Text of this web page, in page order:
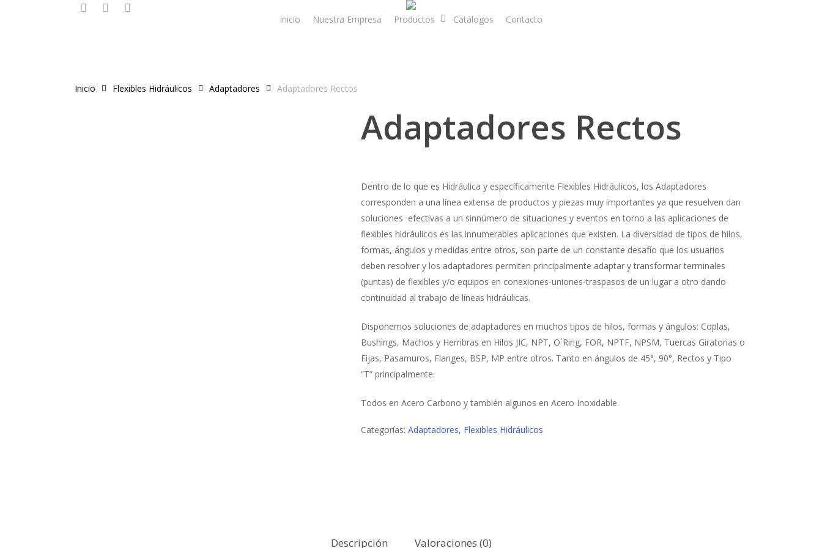
instagram
phone
email
Inicio
Nuestra Empresa Productos Catálogos Contacto
Inicio Flexibles Hidráulicos Adaptadores Adaptadores Rectos
Adaptadores Rectos
Dentro de lo que es Hidráulica y específicamente Flexibles Hidráulicos, los Adaptadores
corresponden a una línea extensa de productos y piezas muy importantes ya que resuelven dan
soluciones efectivas a un sinnúmero de situaciones y eventos en torno a las aplicaciones de
flexibles hidráulicos es las innumerables aplicaciones que existen. La diversidad de tipos de hilos,
formas, ángulos y medidas entre otros, son parte de un constante desafío que los usuarios
deben resolver y los adaptadores permiten principalmente adaptar y transformar terminales
(puntas) de flexibles y/o equipos en conexiones-uniones-traspasos de un lugar a otro dando
continuidad al trabajo de líneas hidráulicas.
Disponemos soluciones de adaptadores en muchos tipos de hilos, formas y ángulos: Coplas,
Bushings, Machos y Hembras en Hilos JIC, NPT, O´Ring, FOR, NPTF, NPSM, Tuercas Giratorias o
Fijas, Pasamuros, Flanges, BSP, MP entre otros. Tanto en ángulos de 45°, 90°, Rectos y Tipo
“T” principalmente.
Todos en Acero Carbono y también algunos en Acero Inoxidable.
Categorías: Adaptadores, Flexibles Hidráulicos
Descripción Valoraciones (0)